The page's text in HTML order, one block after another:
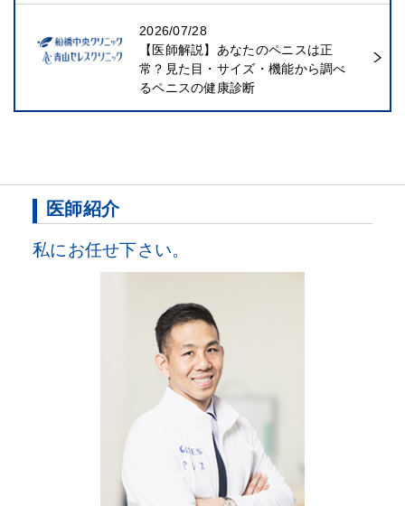
2026/07/28
【医師解説】あなたのペニスは正
常？見た目・サイズ・機能から調べ
るペニスの健康診断
医師紹介
私にお任せ下さい。